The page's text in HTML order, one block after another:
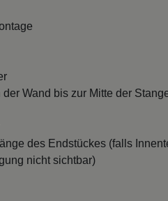
Wand bis zur Mitte der
des Endstückes (falls
nicht sichtbar)